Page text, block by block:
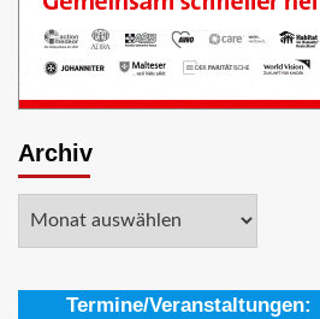
Archiv
Termine/Veranstaltungen: